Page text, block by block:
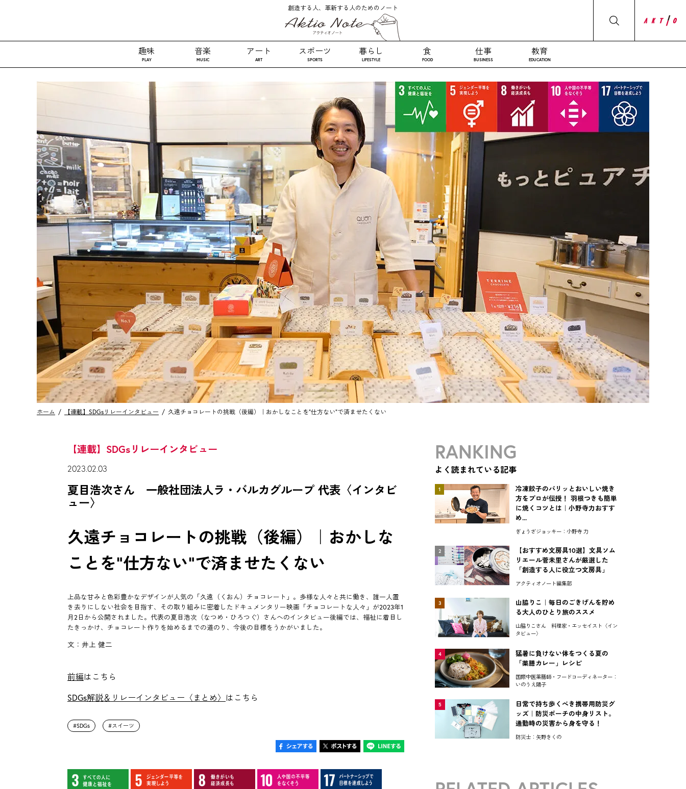
創造する人、革新する人のためのノート
趣味
PLAY
音楽
MUSIC
アート
ART
スポーツ
SPORTS
暮らし
LIFESTYLE
食
FOOD
仕事
BUSINESS
教育
EDUCATION
ホーム 【連載】SDGsリレーインタビュー 久遠チョコレートの挑戦（後編）｜おかしなことを"仕方ない"で済ませたくない
【連載】SDGsリレーインタビュー
2023.02.03
夏目浩次さん 一般社団法人ラ・バルカグループ 代表〈インタビ
ュー〉
久遠チョコレートの挑戦（後編）｜おかしな
ことを"仕方ない"で済ませたくない
上品な甘みと色彩豊かなデザインが人気の「久遠（くおん）チョコレート」。多様な人々と共に働き、誰一人置
き去りにしない社会を目指す、その取り組みに密着したドキュメンタリー映画「チョコレートな人々」が2023年1
月2日から公開されました。代表の夏目浩次（なつめ・ひろつぐ）さんへのインタビュー後編では、福祉に着目し
たきっかけ、チョコレート作りを始めるまでの道のり、今後の目標をうかがいました。
文：井上 健二
前編はこちら
SDGs解説＆リレーインタビュー〈まとめ〉 はこちら
SDGs スイーツ
RANKING
よく読まれている記事
1
冷凍餃子のパリッとおいしい焼き
方をプロが伝授！ 羽根つきも簡単
に焼くコツとは｜小野寺力おすす
め...
ぎょうざジョッキー：小野寺 力
2
【おすすめ文房具10選】文具ソム
リエール菅未里さんが厳選した
「創造する人に役立つ文房具」
アクティオノート編集部
3
山脇りこ｜毎日のごきげんを貯め
る大人のひとり旅のススメ
山脇りこさん 料理家・エッセイスト〈イン
タビュー〉
4
猛暑に負けない体をつくる夏の
「薬膳カレー」レシピ
国際中医薬膳師・フードコーディネーター：
いのうえ陽子
5
日常で持ち歩くべき携帯用防災グ
ッズ｜防災ポーチの中身リスト。
通勤時の災害から身を守る！
防災士：矢野きくの